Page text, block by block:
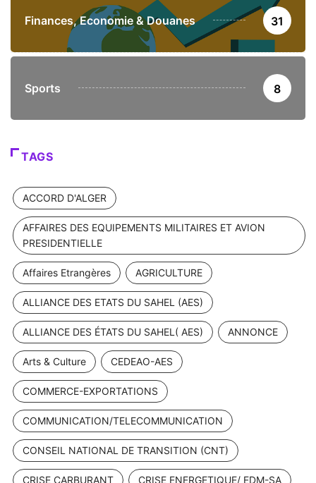
Finances, Economie & Douanes 31
Sports 8
TAGS
ACCORD D'ALGER
AFFAIRES DES EQUIPEMENTS MILITAIRES ET AVION
PRESIDENTIELLE
Affaires Etrangères AGRICULTURE
ALLIANCE DES ETATS DU SAHEL (AES)
ALLIANCE DES ÉTATS DU SAHEL( AES) ANNONCE
Arts & Culture CEDEAO-AES
COMMERCE-EXPORTATIONS
COMMUNICATION/TELECOMMUNICATION
CONSEIL NATIONAL DE TRANSITION (CNT)
CRISE CARBURANT CRISE ENERGETIQUE/ EDM-SA